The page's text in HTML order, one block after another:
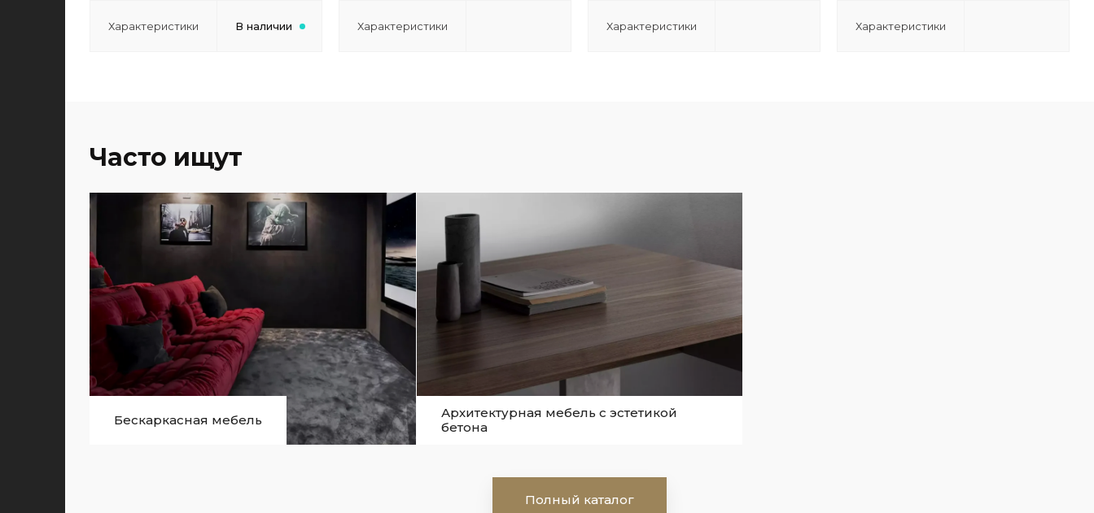
Характеристики В наличии Характеристики Характеристики Характеристики
Часто ищут
Бескаркасная мебель
Архитектурная мебель с эстетикой
бетона
Полный каталог